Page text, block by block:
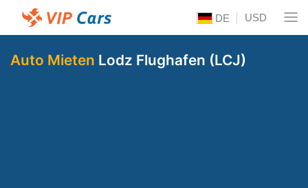
DE USD
Auto Mieten Lodz Flughafen (LCJ)